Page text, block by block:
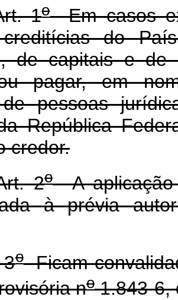
1oEm casos
creditícias do
de capitais e
pagar, em
pessoas
República
credor.
2oA aplicação
à prévia
oFicam
no1.843-6,